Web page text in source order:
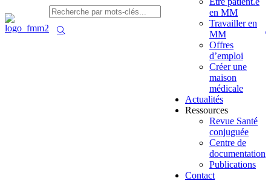
en MM
Travailler en
MM
Offres
d’emploi
Créer une
maison
médicale
Actualités
Ressources
Revue Santé
conjuguée
Centre de
documentation
Publications
Contact